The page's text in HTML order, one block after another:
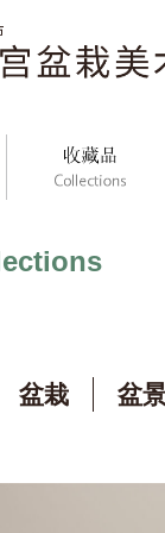
盆栽 盆